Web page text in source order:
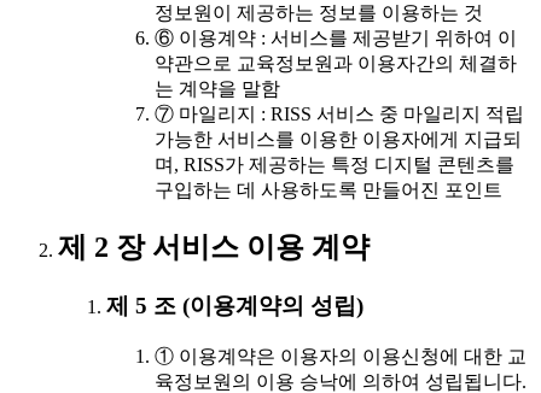
정보원이 제공하는 정보를 이용하는 것
⑥ 이용계약 : 서비스를 제공받기 위하여 이
약관으로 교육정보원과 이용자간의 체결하
는 계약을 말함
⑦ 마일리지 : RISS 서비스 중 마일리지 적립
가능한 서비스를 이용한 이용자에게 지급되
며, RISS가 제공하는 특정 디지털 콘텐츠를
구입하는 데 사용하도록 만들어진 포인트
제 2 장 서비스 이용 계약
제 5 조 (이용계약의 성립)
① 이용계약은 이용자의 이용신청에 대한 교
육정보원의 이용 승낙에 의하여 성립됩니다.